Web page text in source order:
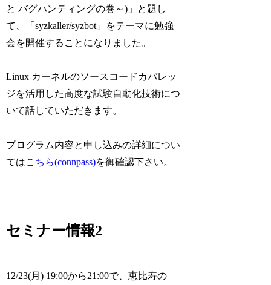
と バグハンティングの巻～)」と題し
て、「syzkaller/syzbot」をテーマに勉強
会を開催することになりました。
Linux カーネルのソースコードカバレッ
ジを活用した高度な試験自動化技術につ
いて話していただきます。
プログラム内容と申し込みの詳細につい
てはこちら(connpass)を御確認下さい。
セミナー情報2
12/23(月) 19:00から21:00で、恵比寿の